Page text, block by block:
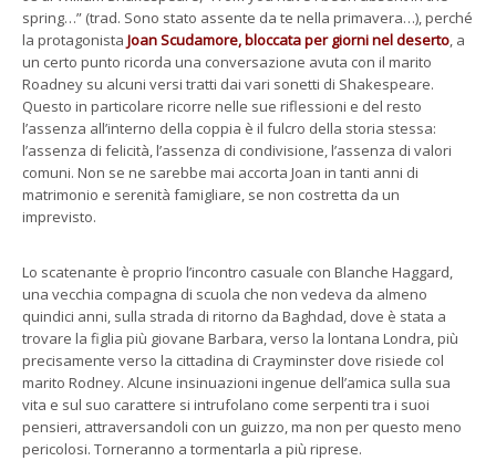
spring…” (trad. Sono stato assente da te nella primavera…), perché
la protagonista Joan Scudamore, bloccata per giorni nel deserto, a
un certo punto ricorda una conversazione avuta con il marito
Roadney su alcuni versi tratti dai vari sonetti di Shakespeare.
Questo in particolare ricorre nelle sue riflessioni e del resto
l’assenza all’interno della coppia è il fulcro della storia stessa:
l’assenza di felicità, l’assenza di condivisione, l’assenza di valori
comuni. Non se ne sarebbe mai accorta Joan in tanti anni di
matrimonio e serenità famigliare, se non costretta da un
imprevisto.
Lo scatenante è proprio l’incontro casuale con Blanche Haggard,
una vecchia compagna di scuola che non vedeva da almeno
quindici anni, sulla strada di ritorno da Baghdad, dove è stata a
trovare la figlia più giovane Barbara, verso la lontana Londra, più
precisamente verso la cittadina di Crayminster dove risiede col
marito Rodney. Alcune insinuazioni ingenue dell’amica sulla sua
vita e sul suo carattere si intrufolano come serpenti tra i suoi
pensieri, attraversandoli con un guizzo, ma non per questo meno
pericolosi. Torneranno a tormentarla a più riprese.